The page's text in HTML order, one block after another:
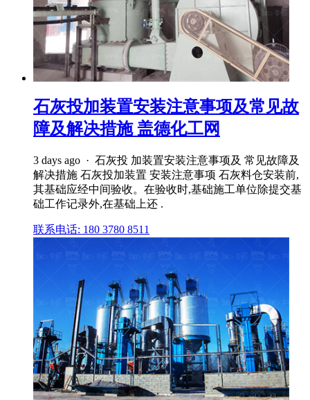
石灰投加装置安装注意事项及常见故
障及解决措施 盖德化工网
3 days ago · 石灰投 加装置安装注意事项及 常见故障及
解决措施 石灰投加装置 安装注意事项 石灰料仓安装前,
其基础应经中间验收。在验收时,基础施工单位除提交基
础工作记录外,在基础上还 .
联系电话: 180 3780 8511